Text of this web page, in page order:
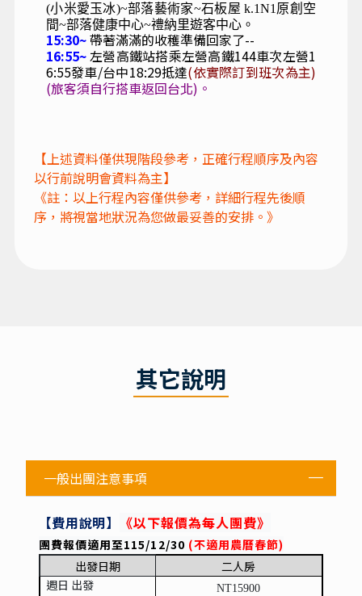
(小米愛玉冰)~部落藝術家~石板屋 k.1N1原創空
間~部落健康中心~禮納里遊客中心。
15:30~帶著滿滿的收穫準備回家了--
16:55~左營高鐵站搭乘左營高鐵144車次左營1
6:55發車/台中18:29抵達(依實際訂到班次為主)
(旅客須自行搭車返回台北)。
其它說明
一般出團注意事項
【費用說明】 《以下報價為每人團費》
團費報價適用至115/12/30 (不適用農曆春節)
出發日期
二人房
週日 出發
NT15900